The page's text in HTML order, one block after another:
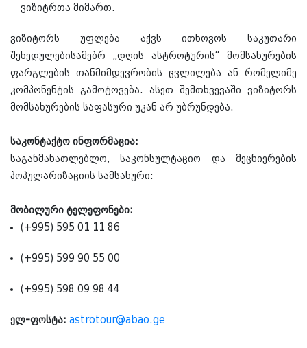
ვიზიტრთა მიმართ.
ვიზიტორს უფლება აქვს ითხოვოს საკუთარი
შეხედულებისამებრ „დღის ასტროტურის“ მომსახურების
ფარგლების თანმიმდევრობის ცვლილება ან რომელიმე
კომპონენტის გამოტოვება. ასეთ შემთხვევაში ვიზიტორს
მომსახურების საფასური უკან არ უბრუნდება.
საკონტაქტო ინფორმაცია:
საგანმანათლებლო, საკონსულტაციო და მეცნიერების
პოპულარიზაციის სამსახური:
მობილური ტელეფონები:
(+995) 595 01 11 86
(+995) 599 90 55 00
(+995) 598 09 98 44
ელ-ფოსტა: astrotour@abao.ge